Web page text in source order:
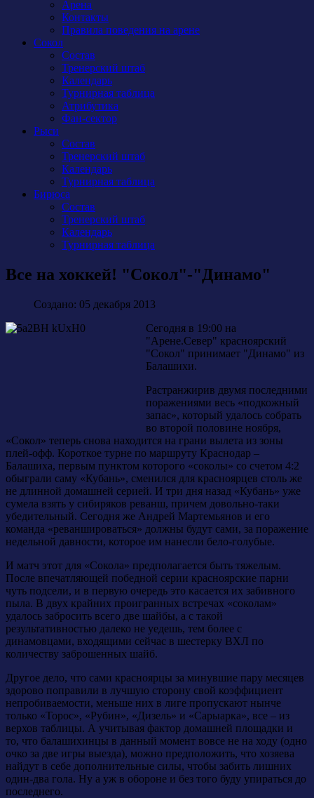
Арена
Контакты
Правила поведения на арене
Сокол
Состав
Тренерский штаб
Календарь
Турнирная таблица
Атрибутика
Фан-сектор
Рыси
Состав
Тренерский штаб
Календарь
Турнирная таблица
Бирюса
Состав
Тренерский штаб
Календарь
Турнирная таблица
Все на хоккей! "Сокол"-"Динамо"
Создано: 05 декабря 2013
Сегодня в 19:00 на
"Арене.Север" красноярский
"Сокол" принимает "Динамо" из
Балашихи.
Растранжирив двумя последними
поражениями весь «подкожный
запас», который удалось собрать
во второй половине ноября,
«Сокол» теперь снова находится на грани вылета из зоны
плей-офф. Короткое турне по маршруту Краснодар –
Балашиха, первым пунктом которого «соколы» со счетом 4:2
обыграли саму «Кубань», сменился для красноярцев столь же
не длинной домашней серией. И три дня назад «Кубань» уже
сумела взять у сибиряков реванш, причем довольно-таки
убедительный. Сегодня же Андрей Мартемьянов и его
команда «реваншироваться» должны будут сами, за поражение
недельной давности, которое им нанесли бело-голубые.
И матч этот для «Сокола» предполагается быть тяжелым.
После впечатляющей победной серии красноярские парни
чуть подсели, и в первую очередь это касается их забивного
пыла. В двух крайних проигранных встречах «соколам»
удалось забросить всего две шайбы, а с такой
результативностью далеко не уедешь, тем более с
динамовцами, входящими сейчас в шестерку ВХЛ по
количеству заброшенных шайб.
Другое дело, что сами красноярцы за минувшие пару месяцев
здорово поправили в лучшую сторону свой коэффициент
непробиваемости, меньше них в лиге пропускают нынче
только «Торос», «Рубин», «Дизель» и «Сарыарка», все – из
верхов таблицы. А учитывая фактор домашней площадки и
то, что балашихинцы в данный момент вовсе не на ходу (одно
очко за две игры выезда), можно предположить, что хозяева
найдут в себе дополнительные силы, чтобы забить лишних
один-два гола. Ну а уж в обороне и без того буду упираться до
последнего.